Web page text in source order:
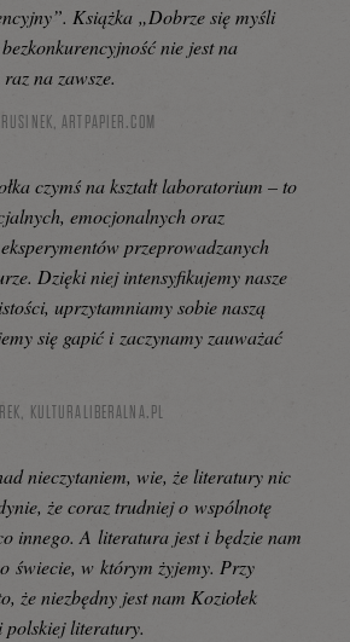
Książka „Dobrze się myśli
nie jest na
na zawsze.
RUSINEK,ARTPAPIER.COM
czymś na kształt laboratorium – to
emocjonalnych oraz
przeprowadzanych
Dzięki niej intensyfikujemy nasze
uprzytamniamy sobie naszą
się gapić i zaczynamy zauważać
KULTURALIBERALNA.PL
nieczytaniem, wie, że literatury nic
że coraz trudniej o wspólnotę
innego. A literatura jest i będzie nam
świecie, w którym żyjemy. Przy
że niezbędny jest nam Koziołek
literatury.